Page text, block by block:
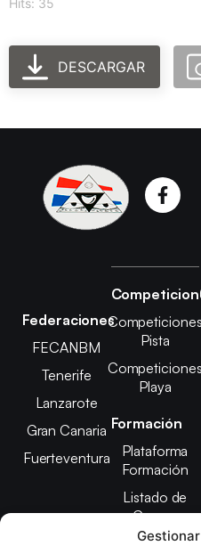
Hits: 35
DESCARGAR
Federaciones
FECANBM
Tenerife
Lanzarote
Gran Canaria
Fuerteventura
Competiciones
Pista
Competiciones
Playa
Formación
Plataforma
Formación
Listado de
Cursos